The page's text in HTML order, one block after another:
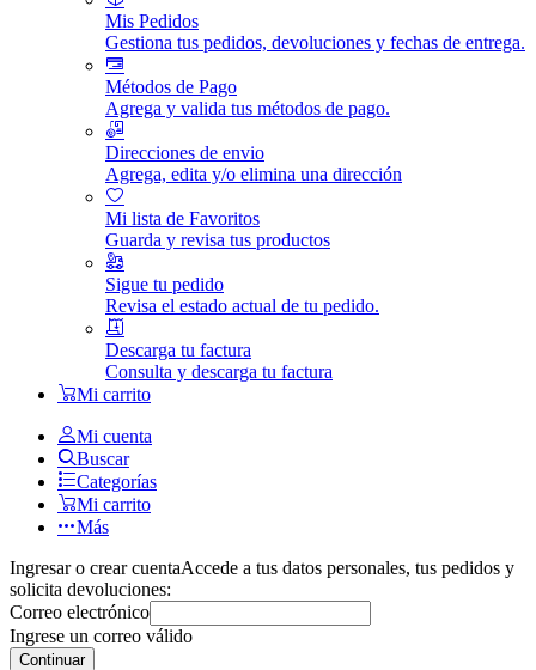
Mis Pedidos
Gestiona tus pedidos, devoluciones y fechas de entrega.
Métodos de Pago
Agrega y valida tus métodos de pago.
Direcciones de envio
Agrega, edita y/o elimina una dirección
Mi lista de Favoritos
Guarda y revisa tus productos
Sigue tu pedido
Revisa el estado actual de tu pedido.
Descarga tu factura
Consulta y descarga tu factura
Mi carrito
Mi cuenta
Buscar
Categorías
Mi carrito
Más
Ingresar o crear cuentaAccede a tus datos personales, tus pedidos y
solicita devoluciones:
Correo electrónico
Ingrese un correo válido
Continuar